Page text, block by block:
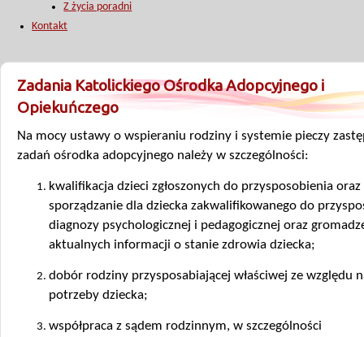
Z życia poradni
Kontakt
Zadania Katolickiego Ośrodka Adopcyjnego i
Opiekuńczego
Na mocy ustawy o wspieraniu rodziny i systemie pieczy
zadań ośrodka adopcyjnego należy w szczególności:
kwalifikacja dzieci zgłoszonych do przysposobienia oraz
sporządzanie dla dziecka zakwalifikowanego do
diagnozy psychologicznej i pedagogicznej oraz
aktualnych informacji o stanie zdrowia dziecka;
dobór rodziny przysposabiającej właściwej ze względu
potrzeby dziecka;
współpraca z sądem rodzinnym, w szczególności